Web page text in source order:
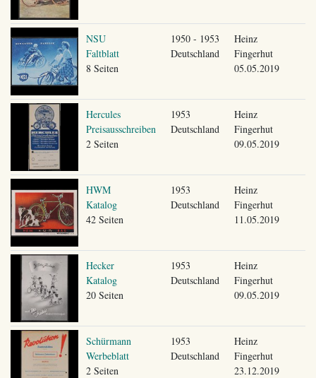
NSU
Faltblatt
8 Seiten
1950 - 1953
Deutschland
Heinz
Fingerhut
05.05.2019
Hercules
Preisausschreiben
2 Seiten
1953
Deutschland
Heinz
Fingerhut
09.05.2019
HWM
Katalog
42 Seiten
1953
Deutschland
Heinz
Fingerhut
11.05.2019
Hecker
Katalog
20 Seiten
1953
Deutschland
Heinz
Fingerhut
09.05.2019
Schürmann
Werbeblatt
2 Seiten
1953
Deutschland
Heinz
Fingerhut
23.12.2019